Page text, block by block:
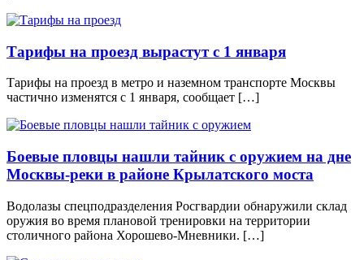
Тарифы на проезд вырастут с 1 января
Тарифы на проезд в метро и наземном транспорте Москвы
частично изменятся с 1 января, сообщает […]
Боевые пловцы нашли тайник с оружием на дне
Москвы-реки в районе Крылатского моста
Водолазы спецподразделения Росгвардии обнаружили склад
оружия во время плановой тренировки на территории
столичного района Хорошево-Мневники. […]